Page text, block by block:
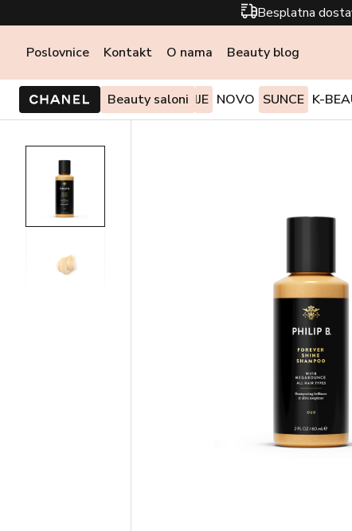
Besplatna
Poslovnice Kontakt O nama Beauty blog
Beauty saloni
PONUDE I AKCIJE NOVO SUNCE K-